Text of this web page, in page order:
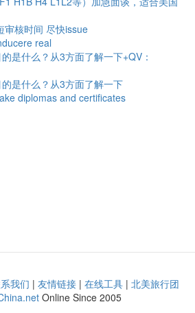
审核时间 尽快issue
real
是什么？从3方面了解一下+QV：
是什么？从3方面了解一下
diplomas and certificates
我们 | 友情链接 | 在线工具 | 北美旅行团
Online Since 2005